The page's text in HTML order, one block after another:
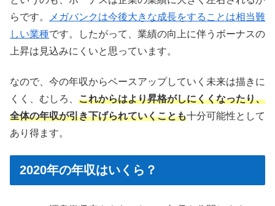
らです。
メガバンクは今後大きな成長をすることは相当難
しい業種です。したがって、業績の向上に伴うボーナスの
上昇は見込みにくいと思っています。
なので、今の年収からベースアップしていく未来は描きに
くく、むしろ、 これからはより昇格がしにくくなったり、
全体の年収が引き下げられていくことも十分可能性として
あり得ます。
2020年の年収はいくら？